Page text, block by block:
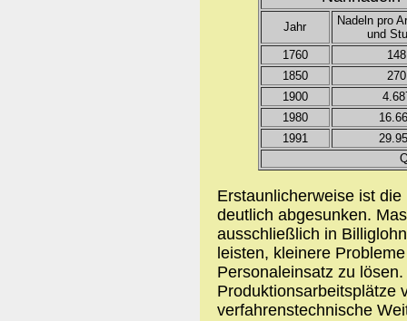
Jahr
Nadeln pro
und
1760
148
1850
270
1900
1980
1991
Erstaunlicherweise ist
deutlich abgesunken.
ausschließlich in
leisten, kleinere
Personaleinsatz zu
Produktionsarbeitsplätze
verfahrenstechnische